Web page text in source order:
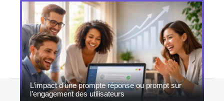
L’impact d’une prompte réponse ou prompt sur
l’engagement des utilisateurs
Contact Mentions légales Sitemap